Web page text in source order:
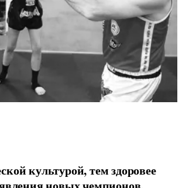
культурой, тем здоровее